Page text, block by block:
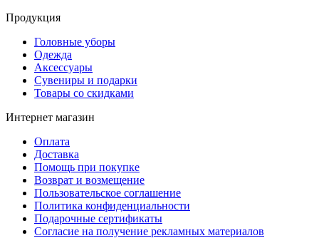
Продукция
Головные уборы
Одежда
Аксессуары
Сувениры и подарки
Товары со скидками
Интернет магазин
Оплата
Доставка
Помощь при покупке
Возврат и возмещение
Пользовательское соглашение
Политика конфиденциальности
Подарочные сертификаты
Согласие на получение рекламных материалов